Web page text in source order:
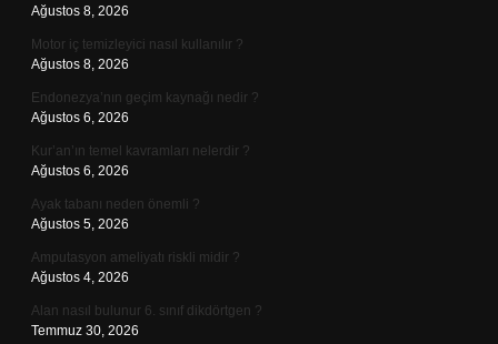
Ağustos 8, 2026
Motor iç temizleyici nasıl kullanılır ?
Ağustos 8, 2026
Endonezya’nın geçim kaynağı nedir ?
Ağustos 6, 2026
Kur’an’ın temel kavramları nelerdir ?
Ağustos 6, 2026
Ayak tabanı neden önemli ?
Ağustos 5, 2026
Amputasyon ameliyatı riskli midir ?
Ağustos 4, 2026
Alan nasıl bulunur 6. sınıf dikdörtgen ?
Temmuz 30, 2026